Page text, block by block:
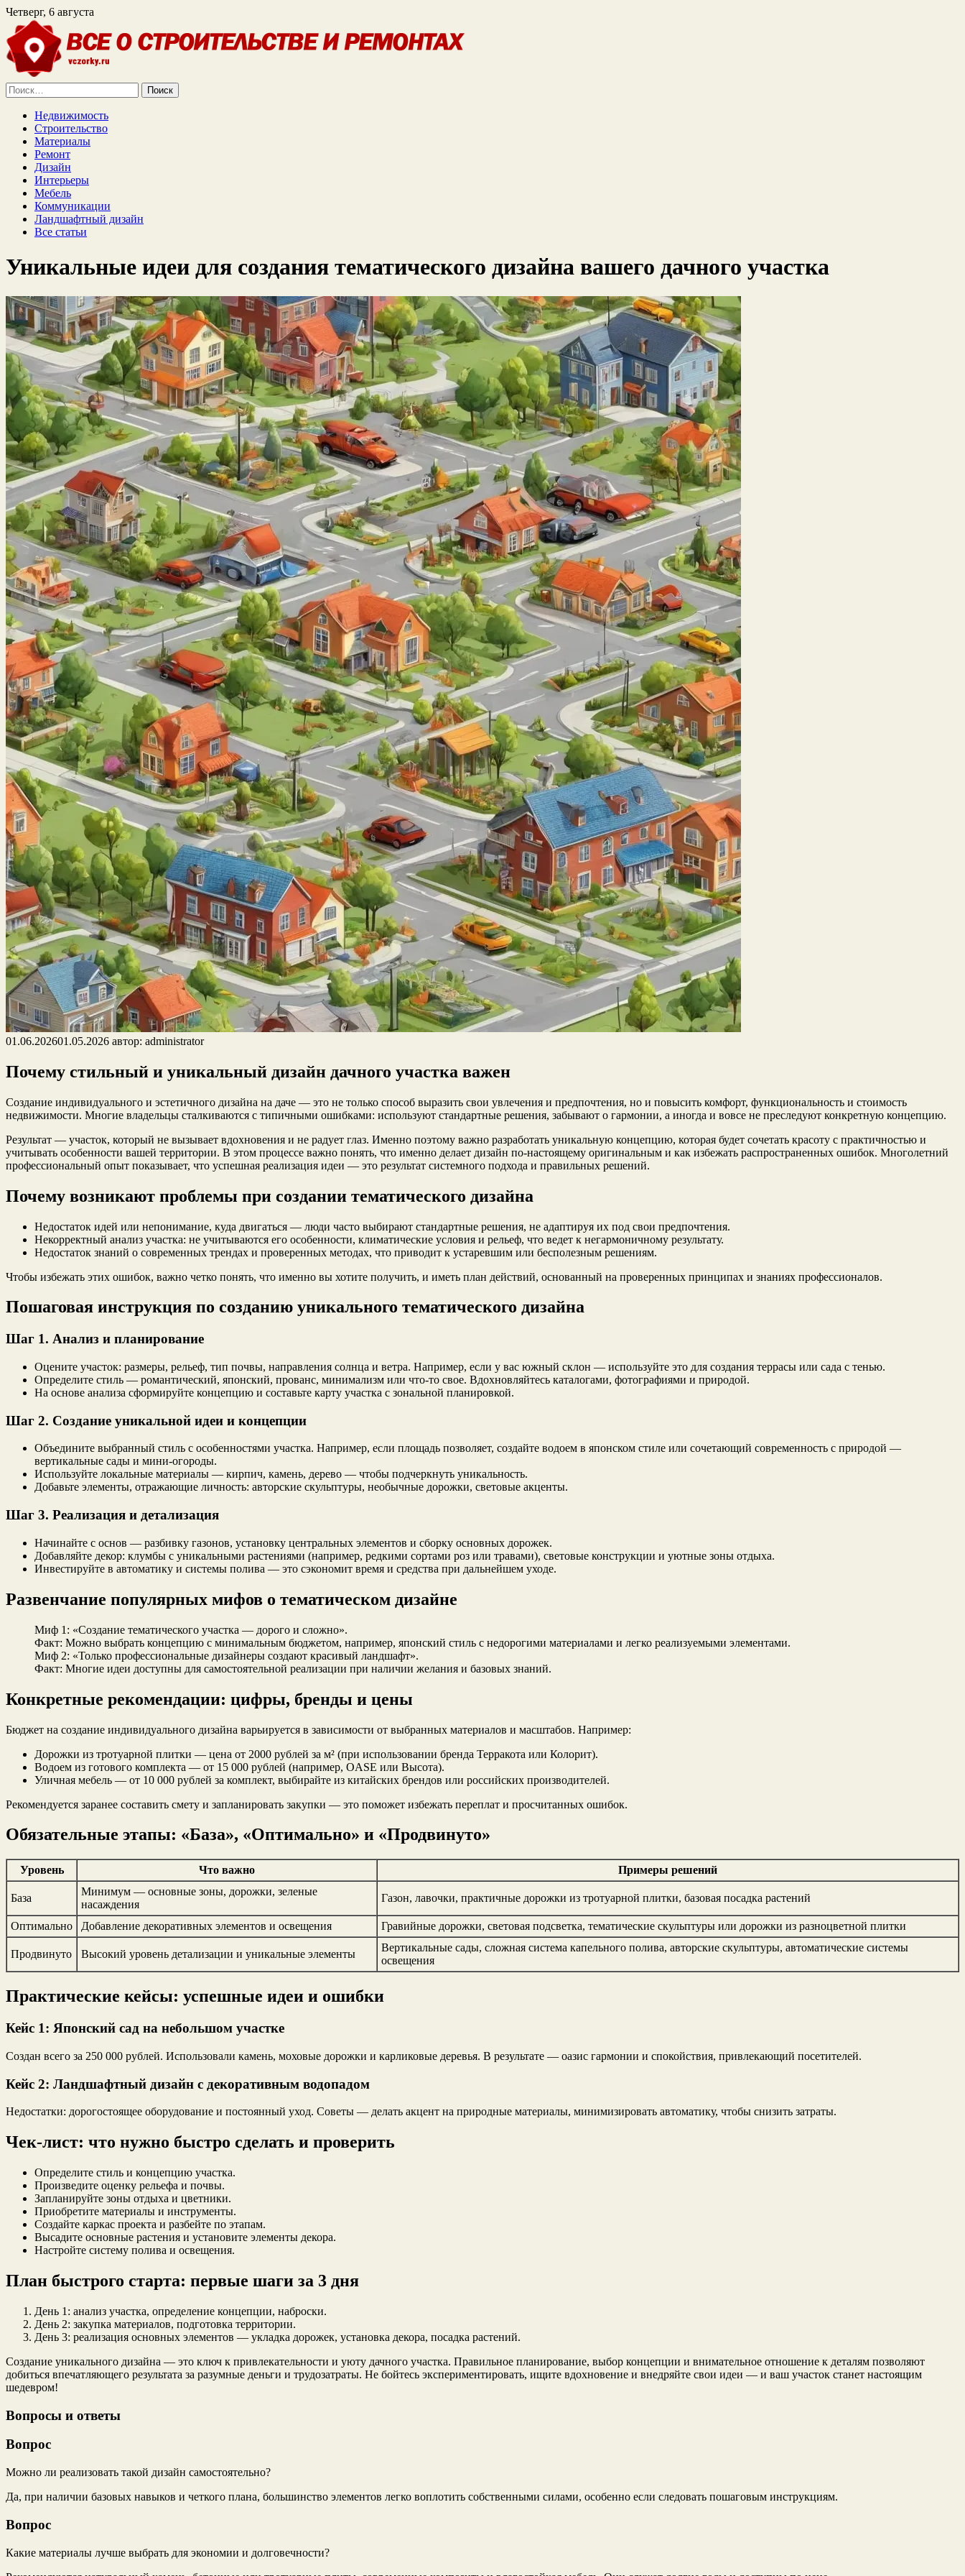
Четверг, 6 августа
Найти:
Недвижимость
Строительство
Материалы
Ремонт
Дизайн
Интерьеры
Мебель
Коммуникации
Ландшафтный дизайн
Все статьи
Уникальные идеи для создания тематического дизайна вашего дачного участка
01.06.202601.05.2026 автор: administrator
Почему стильный и уникальный дизайн дачного участка важен
Создание индивидуального и эстетичного дизайна на даче — это не только способ выразить свои увлечения и предпочтения, но и повысить комфорт, функциональность и стоимость
недвижимости. Многие владельцы сталкиваются с типичными ошибками: используют стандартные решения, забывают о гармонии, а иногда и вовсе не преследуют конкретную концепцию.
Результат — участок, который не вызывает вдохновения и не радует глаз. Именно поэтому важно разработать уникальную концепцию, которая будет сочетать красоту с практичностью и
учитывать особенности вашей территории. В этом процессе важно понять, что именно делает дизайн по-настоящему оригинальным и как избежать распространенных ошибок. Многолетний
профессиональный опыт показывает, что успешная реализация идеи — это результат системного подхода и правильных решений.
Почему возникают проблемы при создании тематического дизайна
Недостаток идей или непонимание, куда двигаться — люди часто выбирают стандартные решения, не адаптируя их под свои предпочтения.
Некорректный анализ участка: не учитываются его особенности, климатические условия и рельеф, что ведет к негармоничному результату.
Недостаток знаний о современных трендах и проверенных методах, что приводит к устаревшим или бесполезным решениям.
Чтобы избежать этих ошибок, важно четко понять, что именно вы хотите получить, и иметь план действий, основанный на проверенных принципах и знаниях профессионалов.
Пошаговая инструкция по созданию уникального тематического дизайна
Шаг 1. Анализ и планирование
Оцените участок: размеры, рельеф, тип почвы, направления солнца и ветра. Например, если у вас южный склон — используйте это для создания террасы или сада с тенью.
Определите стиль — романтический, японский, прованс, минимализм или что-то свое. Вдохновляйтесь каталогами, фотографиями и природой.
На основе анализа сформируйте концепцию и составьте карту участка с зональной планировкой.
Шаг 2. Создание уникальной идеи и концепции
Объедините выбранный стиль с особенностями участка. Например, если площадь позволяет, создайте водоем в японском стиле или сочетающий современность с природой —
вертикальные сады и мини-огороды.
Используйте локальные материалы — кирпич, камень, дерево — чтобы подчеркнуть уникальность.
Добавьте элементы, отражающие личность: авторские скульптуры, необычные дорожки, световые акценты.
Шаг 3. Реализация и детализация
Начинайте с основ — разбивку газонов, установку центральных элементов и сборку основных дорожек.
Добавляйте декор: клумбы с уникальными растениями (например, редкими сортами роз или травами), световые конструкции и уютные зоны отдыха.
Инвестируйте в автоматику и системы полива — это сэкономит время и средства при дальнейшем уходе.
Развенчание популярных мифов о тематическом дизайне
Миф 1: «Создание тематического участка — дорого и сложно».
Факт: Можно выбрать концепцию с минимальным бюджетом, например, японский стиль с недорогими материалами и легко реализуемыми элементами.
Миф 2: «Только профессиональные дизайнеры создают красивый ландшафт».
Факт: Многие идеи доступны для самостоятельной реализации при наличии желания и базовых знаний.
Конкретные рекомендации: цифры, бренды и цены
Бюджет на создание индивидуального дизайна варьируется в зависимости от выбранных материалов и масштабов. Например:
Дорожки из тротуарной плитки — цена от 2000 рублей за м² (при использовании бренда Терракота или Колорит).
Водоем из готового комплекта — от 15 000 рублей (например, OASE или Высота).
Уличная мебель — от 10 000 рублей за комплект, выбирайте из китайских брендов или российских производителей.
Рекомендуется заранее составить смету и запланировать закупки — это поможет избежать переплат и просчитанных ошибок.
Обязательные этапы: «База», «Оптимально» и «Продвинуто»
Уровень Что важно Примеры решений
База
Минимум — основные зоны, дорожки, зеленые
насаждения
Газон, лавочки, практичные дорожки из тротуарной плитки, базовая посадка растений
Оптимально Добавление декоративных элементов и освещения Гравийные дорожки, световая подсветка, тематические скульптуры или дорожки из разноцветной плитки
Продвинуто Высокий уровень детализации и уникальные элементы
Вертикальные сады, сложная система капельного полива, авторские скульптуры, автоматические системы
освещения
Практические кейсы: успешные идеи и ошибки
Кейс 1: Японский сад на небольшом участке
Создан всего за 250 000 рублей. Использовали камень, моховые дорожки и карликовые деревья. В результате — оазис гармонии и спокойствия, привлекающий посетителей.
Кейс 2: Ландшафтный дизайн с декоративным водопадом
Недостатки: дорогостоящее оборудование и постоянный уход. Советы — делать акцент на природные материалы, минимизировать автоматику, чтобы снизить затраты.
Чек-лист: что нужно быстро сделать и проверить
Определите стиль и концепцию участка.
Произведите оценку рельефа и почвы.
Запланируйте зоны отдыха и цветники.
Приобретите материалы и инструменты.
Создайте каркас проекта и разбейте по этапам.
Высадите основные растения и установите элементы декора.
Настройте систему полива и освещения.
План быстрого старта: первые шаги за 3 дня
День 1: анализ участка, определение концепции, наброски.
День 2: закупка материалов, подготовка территории.
День 3: реализация основных элементов — укладка дорожек, установка декора, посадка растений.
Создание уникального дизайна — это ключ к привлекательности и уюту дачного участка. Правильное планирование, выбор концепции и внимательное отношение к деталям позволяют
добиться впечатляющего результата за разумные деньги и трудозатраты. Не бойтесь экспериментировать, ищите вдохновение и внедряйте свои идеи — и ваш участок станет настоящим
шедевром!
Вопросы и ответы
Вопрос
Можно ли реализовать такой дизайн самостоятельно?
Да, при наличии базовых навыков и четкого плана, большинство элементов легко воплотить собственными силами, особенно если следовать пошаговым инструкциям.
Вопрос
Какие материалы лучше выбрать для экономии и долговечности?